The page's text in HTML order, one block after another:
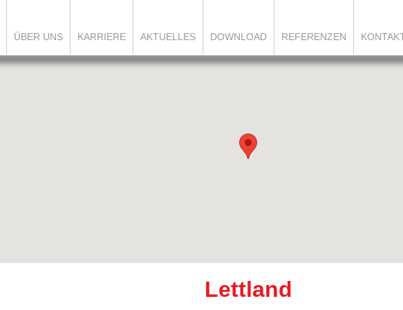
ÜBER UNS KARRIERE AKTUELLES DOWNLOAD REFERENZEN
Lettland